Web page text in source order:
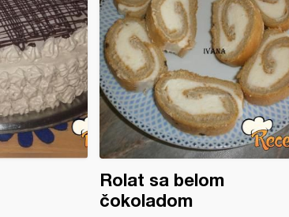
Rolat sa belom
čokoladom